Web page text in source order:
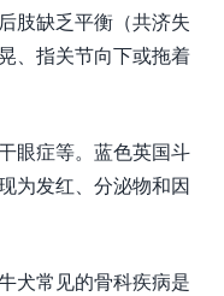
肢缺乏平衡（共济失
、指关节向下或拖着
眼症等。蓝色英国斗
为发红、分泌物和因
犬常见的骨科疾病是